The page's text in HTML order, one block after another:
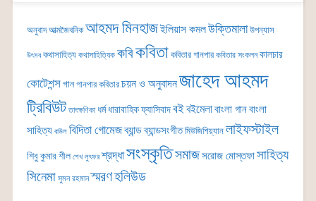
অনুবাদ আত্মজৈবনিক আহমদ মিনহাজইলিয়াস কমলউক্তিমালা উপন্যাস
উৎসব কথাসাহিত্য কথাসাহিত্যিক কবিকবিতা কবিতার গানপার কবিতার সংকলন কালচার
কোটেশন্সগান গানপার কবিতার চয়ন ও অনুবাদনজাহেদ আহমদ
ট্রিবিউট তাৎক্ষণিকা ধর্ম ধারাবাহিকফ্যাসিবাদবইবইমেলাবাংলা গানবাংলা
সাহিত্য বাউল বিদিতা গোমেজব্যান্ডব্যান্ডসংগীত মিউজিশিয়্যান লাইফস্টাইল
শিবু কুমার শীল শেখ লুৎফর শ্রদ্ধাসংস্কৃতিসমাজসরোজ মোস্তফাসাহিত্য
সিনেমা সুমন রহমান স্মরণহলিউড